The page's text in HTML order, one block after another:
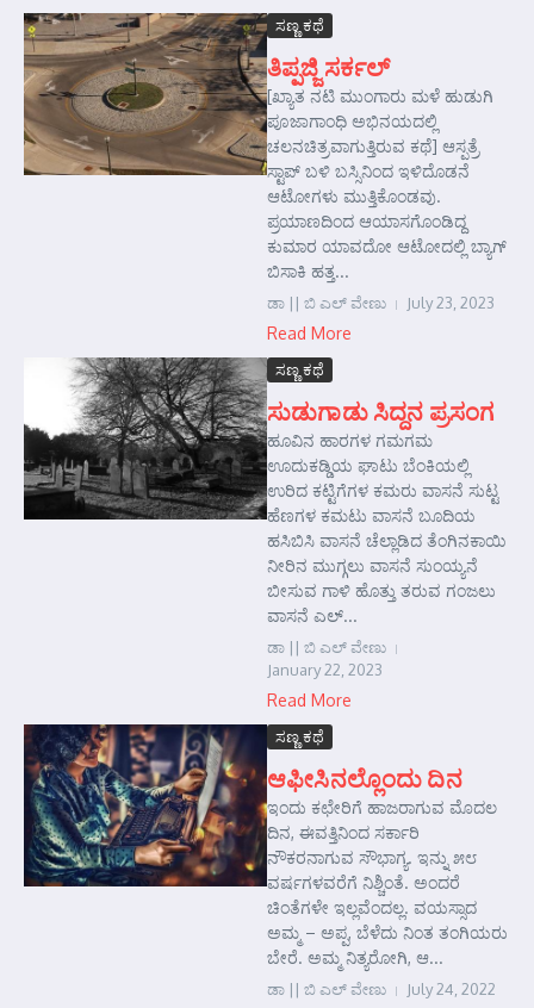
ಸಣ್ಣ ಕಥೆ
ತಿಪ್ಪಜ್ಜಿ ಸರ್ಕಲ್
[ಖ್ಯಾತ ನಟಿ ಮುಂಗಾರು ಮಳೆ ಹುಡುಗಿ
ಪೂಜಾಗಾಂಧಿ ಅಭಿನಯದಲ್ಲಿ
ಚಲನಚಿತ್ರವಾಗುತ್ತಿರುವ ಕಥೆ] ಆಸ್ಪತ್ರೆ
ಸ್ಟಾಪ್‌ ಬಳಿ ಬಸ್ಸಿನಿಂದ ಇಳಿದೊಡನೆ
ಆಟೋಗಳು ಮುತ್ತಿಕೊಂಡವು.
ಪ್ರಯಾಣದಿಂದ ಆಯಾಸಗೊಂಡಿದ್ದ
ಕುಮಾರ ಯಾವದೋ ಆಟೋದಲ್ಲಿ ಬ್ಯಾಗ್
ಬಿಸಾಕಿ ಹತ್ತ...
ಡಾ || ಬಿ ಎಲ್ ವೇಣು July 23, 2023
Read More
ಸಣ್ಣ ಕಥೆ
ಸುಡುಗಾಡು ಸಿದ್ದನ ಪ್ರಸಂಗ
ಹೂವಿನ ಹಾರಗಳ ಗಮಗಮ
ಊದುಕಡ್ಡಿಯ ಘಾಟು ಬೆಂಕಿಯಲ್ಲಿ
ಉರಿದ ಕಟ್ಟಿಗೆಗಳ ಕಮರು ವಾಸನೆ ಸುಟ್ಟ
ಹೆಣಗಳ ಕಮಟು ವಾಸನೆ ಬೂದಿಯ
ಹಸಿಬಿಸಿ ವಾಸನೆ ಚೆಲ್ಲಾಡಿದ ತೆಂಗಿನಕಾಯಿ
ನೀರಿನ ಮುಗ್ಗಲು ವಾಸನೆ ಸುಂಯ್ಯನೆ
ಬೀಸುವ ಗಾಳಿ ಹೊತ್ತು ತರುವ ಗಂಜಲು
ವಾಸನೆ ಎಲ್...
ಡಾ || ಬಿ ಎಲ್ ವೇಣು
January 22, 2023
Read More
ಸಣ್ಣ ಕಥೆ
ಆಫೀಸಿನಲ್ಲೊಂದು ದಿನ
ಇಂದು ಕಛೇರಿಗೆ ಹಾಜರಾಗುವ ಮೊದಲ
ದಿನ, ಈವತ್ತಿನಿಂದ ಸರ್ಕಾರಿ
ನೌಕರನಾಗುವ ಸೌಭಾಗ್ಯ. ಇನ್ನು ೫೮
ವರ್ಷಗಳವರೆಗೆ ನಿಶ್ಚಿಂತೆ. ಅಂದರೆ
ಚಿಂತೆಗಳೇ ಇಲ್ಲವೆಂದಲ್ಲ. ವಯಸ್ಸಾದ
ಅಮ್ಮ – ಅಪ್ಪ, ಬೆಳೆದು ನಿಂತ ತಂಗಿಯರು
ಬೇರೆ. ಅಮ್ಮ ನಿತ್ಯರೋಗಿ, ಆ...
ಡಾ || ಬಿ ಎಲ್ ವೇಣು July 24, 2022